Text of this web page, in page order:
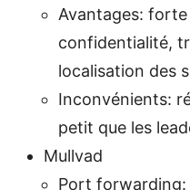
Avantages:
confidentialité,
localisation des
Inconvénients:
petit que les
Mullvad
Port forwarding: